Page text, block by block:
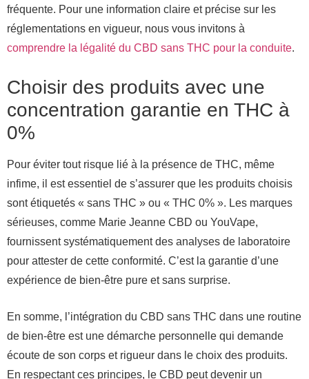
fréquente. Pour une information claire et précise sur les
réglementations en vigueur, nous vous invitons à
comprendre la légalité du CBD sans THC pour la conduite.
Choisir des produits avec une
concentration garantie en THC à
0%
Pour éviter tout risque lié à la présence de THC, même
infime, il est essentiel de s’assurer que les produits choisis
sont étiquetés « sans THC » ou « THC 0% ». Les marques
sérieuses, comme Marie Jeanne CBD ou YouVape,
fournissent systématiquement des analyses de laboratoire
pour attester de cette conformité. C’est la garantie d’une
expérience de bien-être pure et sans surprise.
En somme, l’intégration du CBD sans THC dans une routine
de bien-être est une démarche personnelle qui demande
écoute de son corps et rigueur dans le choix des produits.
En respectant ces principes, le CBD peut devenir un